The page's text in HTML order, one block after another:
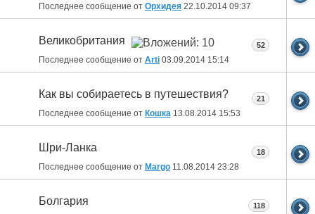
Последнее сообщение от Орхидея 22.10.2014 09:37
Великобритания
Последнее сообщение от Arti 03.09.2014 15:14
52
Как вы собираетесь в путешествия?
Последнее сообщение от Кошка 13.08.2014 15:53
21
Шри-Ланка
Последнее сообщение от Margo 11.08.2014 23:28
18
Болгария 118